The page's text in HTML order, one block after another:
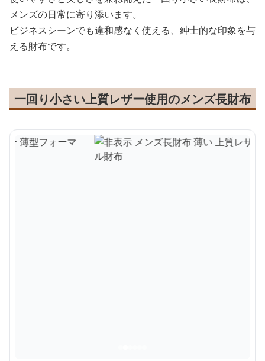
メンズの日常に寄り添います。
ビジネスシーンでも違和感なく使える、紳士的な印象を与
える財布です。
一回り小さい上質レザー使用のメンズ長財布